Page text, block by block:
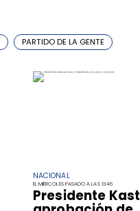
NACIONAL
EL MIÉRCOLES PASADO A LAS 13:46
Presidente
PARTIDO DE LA GENTE